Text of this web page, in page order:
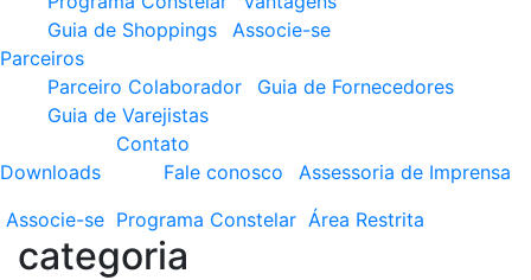
Guia de Shoppings
Associe-se
Parceiros
Parceiro Colaborador
Guia de Fornecedores
Guia de Varejistas
Downloads
Contato
Fale conosco
Assessoria de Imprensa
Associe-se Programa Constelar Área Restrita
categoria